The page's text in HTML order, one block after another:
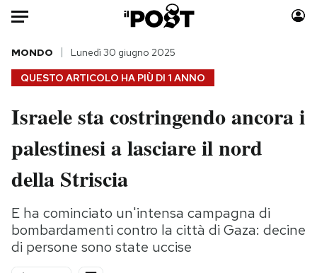
Auto
HOME
Italia
Politica
Tecnologia
Scienza
Moda
Consumismi
Media
QUESTO ARTICOLO HA PIÙ DI 1 ANNO
MONDO Lunedì 30 giugno 2025
Israele sta costringendo ancora i
palestinesi a lasciare il nord
della Striscia
E ha cominciato un'intensa campagna di
bombardamenti contro la città di Gaza: decine
di persone sono state uccise